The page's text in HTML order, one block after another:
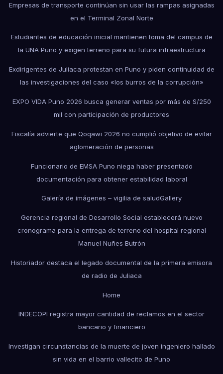
Empresas de transporte continúan sin usar las rampas asignadas
en el Terminal Zonal Norte
Estudiantes de educación inicial mantienen toma del campus de
la UNA Puno y exigen terreno para su futura infraestructura
Exdirigentes de Juliaca protestan en Puno y piden continuidad de
las investigaciones del caso «los burros de la corrupción»
EXPO VIDA Puno 2026 busca generar ventas por más de S/250
mil con participación de productores
Fiscalía advierte que Qoqawi 2026 no cumplió objetivo de evitar
aglomeración de personas
Funcionario de EMSA Puno niega haber presentado
documentación para obtener estabilidad laboral
Galería de imágenes – vigilia de saludGallery
Gerencia regional de Desarrollo Social establecerá nuevo
cronograma para la entrega de terreno del hospital regional
Manuel Nuñes Butrón
Historiador destaca el legado documental de la primera emisora
de radio de Juliaca
Home
INDECOPI registra mayor cantidad de reclamos en el sector
bancario y financiero
Investigan circunstancias de la muerte de joven ingeniero hallado
sin vida en el barrio vallecito de Puno